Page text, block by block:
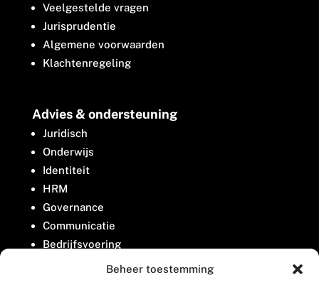
Beheer toestemming
Veelgestelde vragen
Jurisprudentie
Algemene voorwaarden
Klachtenregeling
Advies & ondersteuning
Juridisch
Onderwijs
Identiteit
HRM
Governance
Communicatie
Bedrijfsvoering
Belangenbehartiging